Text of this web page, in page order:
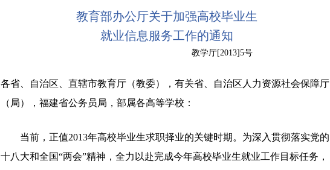
教育部办公厅关于加强高校毕业生
就业信息服务工作的通知
教学厅[2013]5号
各省、自治区、直辖市教育厅（教委），有关省、自治区人力资源社会保障厅
（局），福建省公务员局，部属各高等学校：
当前，正值2013年高校毕业生求职择业的关键时期。为深入贯彻落实党的
十八大和全国“两会”精神，全力以赴完成今年高校毕业生就业工作目标任务，